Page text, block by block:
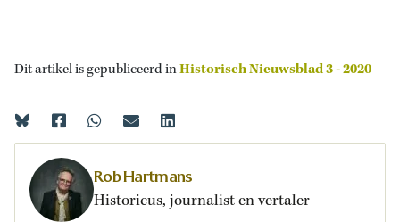
Dit artikel is gepubliceerd inHistorisch Nieuwsblad 3 - 2020
Rob Hartmans
Historicus, journalist en vertaler